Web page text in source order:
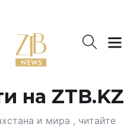
на ZTB.KZ
и мира , читайте